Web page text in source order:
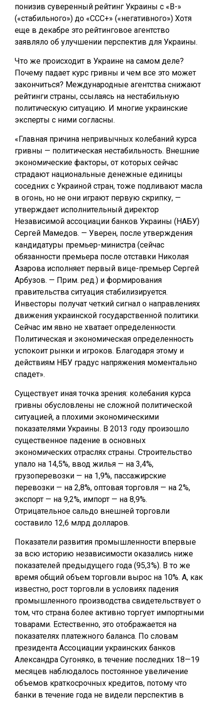
понизив суверенный рейтинг Украины с «В-»
(«стабильного») до «ССС+» («негативного») Хотя
еще в декабре это рейтинговое агентство
заявляло об улучшении перспектив для Украины.
Что же происходит в Украине на самом деле?
Почему падает курс гривны и чем все это может
закончиться? Международные агентства снижают
рейтинги страны, ссылаясь на нестабильную
политическую ситуацию. И многие украинские
эксперты с ними согласны.
«Главная причина непривычных колебаний курса
гривны — политическая нестабильность. Внешние
экономические факторы, от которых сейчас
страдают национальные денежные единицы
соседних с Украиной стран, тоже подливают масла
в огонь, но не они играют первую скрипку, —
утверждает исполнительный директор
Независимой ассоциации банков Украины (НАБУ)
Сергей Мамедов. — Уверен, после утверждения
кандидатуры премьер-министра (сейчас
обязанности премьера после отставки Николая
Азарова исполняет первый вице-премьер Сергей
Арбузов. — Прим. ред.) и формирования
правительства ситуация стабилизируется.
Инвесторы получат четкий сигнал о направлениях
движения украинской государственной политики.
Сейчас им явно не хватает определенности.
Политическая и экономическая определенность
успокоит рынки и игроков. Благодаря этому и
действиям НБУ градус напряжения моментально
спадет».
Существует иная точка зрения: колебания курса
гривны обусловлены не сложной политической
ситуацией, а плохими экономическими
показателями Украины. В 2013 году произошло
существенное падение в основных
экономических отраслях страны. Строительство
упало на 14,5%, ввод жилья — на 3,4%,
грузоперевозки — на 1,9%, пассажирские
перевозки — на 2,8%, оптовая торговля — на 2%,
экспорт — на 9,2%, импорт — на 8,9%.
Отрицательное сальдо внешней торговли
составило 12,6 млрд долларов.
Показатели развития промышленности впервые
за всю историю независимости оказались ниже
показателей предыдущего года (95,3%). В то же
время общий объем торговли вырос на 10%. А, как
известно, рост торговли в условиях падения
промышленного производства свидетельствует о
том, что страна более активно торгует импортными
товарами. Естественно, это отображается на
показателях платежного баланса. По словам
президента Ассоциации украинских банков
Александра Сугоняко, в течение последних 18—19
месяцев наблюдалось постоянное увеличение
объемов краткосрочных кредитов, потому что
банки в течение года не видели перспектив в